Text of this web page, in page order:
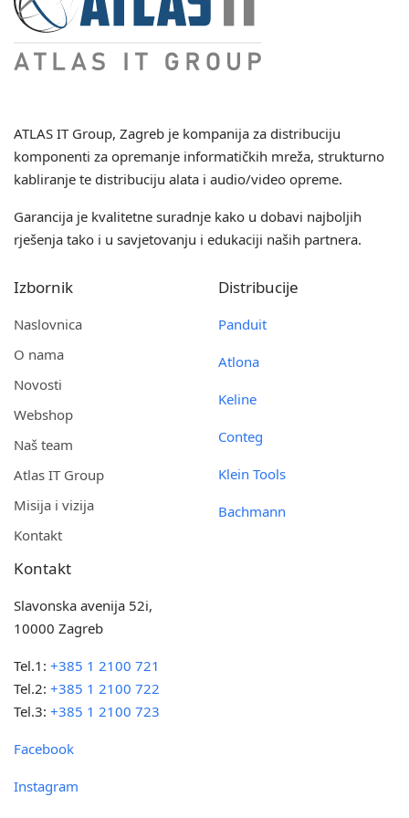
ATLAS IT Group, Zagreb je kompanija za distribuciju
komponenti za opremanje informatičkih mreža, strukturno
kabliranje te distribuciju alata i audio/video opreme.
Garancija je kvalitetne suradnje kako u dobavi najboljih
rješenja tako i u savjetovanju i edukaciji naših partnera.
Izbornik
Naslovnica
O nama
Novosti
Webshop
Naš team
Atlas IT Group
Misija i vizija
Kontakt
Distribucije
Panduit
Atlona
Keline
Conteg
Klein Tools
Bachmann
Kontakt
Slavonska avenija 52i,
10000 Zagreb
Tel.1:+385 1 2100 721
Tel.2:+385 1 2100 722
Tel.3:+385 1 2100 723
Facebook
Instagram